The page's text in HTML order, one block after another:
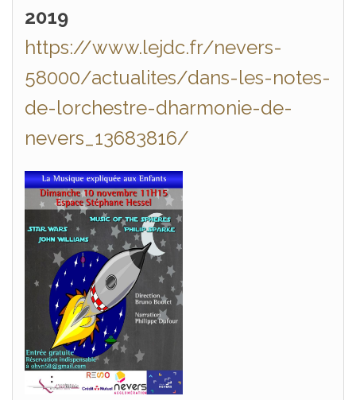
2019
https://www.lejdc.fr/nevers-
58000/actualites/dans-les-notes-
de-lorchestre-dharmonie-de-
nevers_13683816/